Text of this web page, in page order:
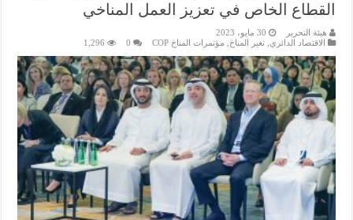
القطاع الخاص في تعزيز العمل المناخي
هيئة التحرير
30 مايو، 2023
الاقتصاد الدائري تغير المناخ مؤتمرات المناخ COP 0
1,296